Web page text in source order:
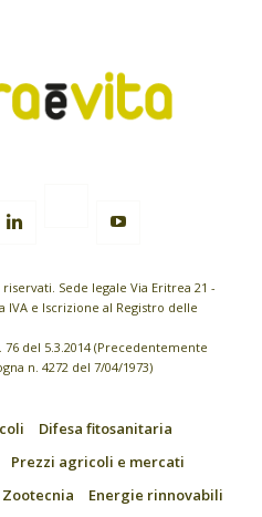
Sede legale Via Eritrea 21 -
IVA e Iscrizione al Registro delle
del 5.3.2014 (Precedentemente
n. 4272 del 7/04/1973)
Difesa fitosanitaria
Prezzi agricoli e mercati
Zootecnia
Energie rinnovabili